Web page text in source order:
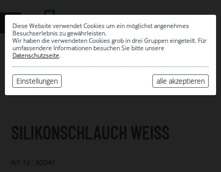
Diese Website verwendet Cookies um ein möglichst angenehmes
Besuchserlebnis zu gewährleisten.
Wir haben die verwendeten Cookies grob in drei Gruppen eingeteilt. Für
umfassendere Informationen besuchen Sie bitte unsere
Datenschutzseite.
alle akzeptieren
Einstellungen
ARCHIV
SILIKONSCHLAUCH WEISS
Art. Nr.: A2041